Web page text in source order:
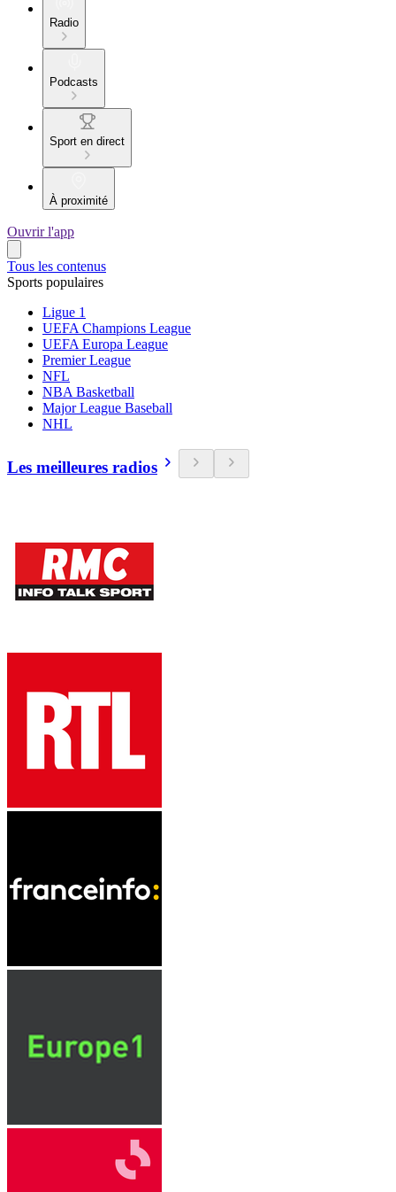
Radio
Podcasts
Sport en direct
À proximité
Ouvrir l'app
Tous les contenus
Sports populaires
Ligue 1
UEFA Champions League
UEFA Europa League
Premier League
NFL
NBA Basketball
Major League Baseball
NHL
Les meilleures radios